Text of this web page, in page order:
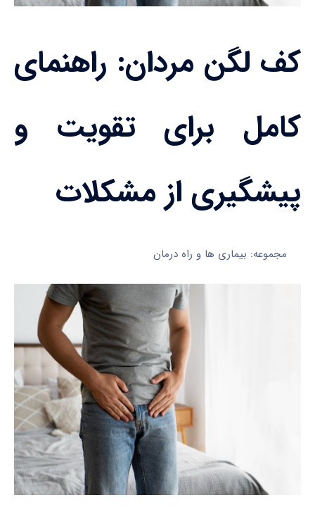
کف لگن مردان: راهنمای
کامل برای تقویت و
پیشگیری از مشکلات
مجموعه: بیماری ها و راه درمان